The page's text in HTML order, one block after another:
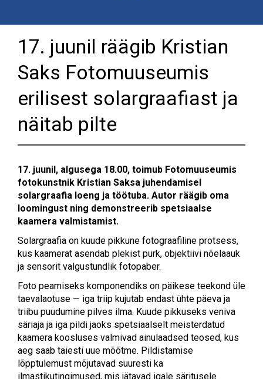
17. juunil räägib Kristian
Saks Fotomuuseumis
erilisest solargraafiast ja
näitab pilte
17. juunil, algusega 18.00, toimub Fotomuuseumis
fotokunstnik Kristian Saksa juhendamisel
solargraafia loeng ja töötuba. Autor räägib oma
loomingust ning demonstreerib spetsiaalse
kaamera valmistamist.
Solargraafia on kuude pikkune fotograafiline protsess,
kus kaamerat asendab plekist purk, objektiivi nõelaauk
ja sensorit valgustundlik fotopaber.
Foto peamiseks komponendiks on päikese teekond üle
taevalaotuse — iga triip kujutab endast ühte päeva ja
triibu puudumine pilves ilma. Kuude pikkuseks veniva
säriaja ja iga pildi jaoks spetsiaalselt meisterdatud
kaamera koosluses valmivad ainulaadsed teosed, kus
aeg saab täiesti uue mõõtme. Pildistamise
lõpptulemust mõjutavad suuresti ka
ilmastikutingimused, mis jätavad igale säritusele